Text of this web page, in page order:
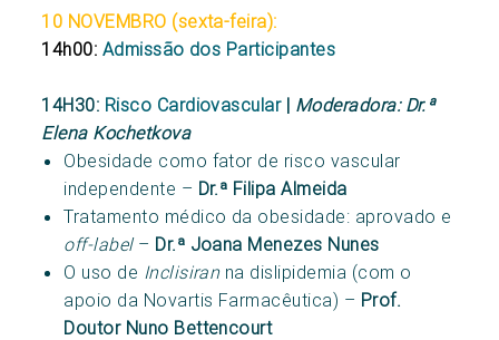
10 NOVEMBRO (sexta-feira):
14h00: Admissão dos Participantes
14H30: Risco Cardiovascular| Moderadora: Dr.ª
Elena Kochetkova
Obesidade como fator de risco vascular
independente – Dr.ª Filipa Almeida
Tratamento médico da obesidade: aprovado e
off-label– Dr.ª Joana Menezes Nunes
O uso de Inclisiranna dislipidemia (com o
apoio da Novartis Farmacêutica) – Prof.
Doutor Nuno Bettencourt